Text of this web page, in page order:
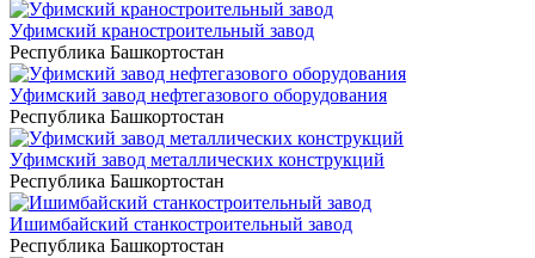
Уфимский краностроительный завод
Республика Башкортостан
Уфимский завод нефтегазового оборудования
Республика Башкортостан
Уфимский завод металлических конструкций
Республика Башкортостан
Ишимбайский станкостроительный завод
Республика Башкортостан